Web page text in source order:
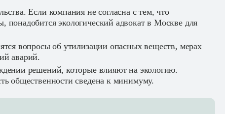
Если компания не согласна с тем, что
понадобится экологический адвокат в Москве для
вопросы об утилизации опасных веществ, мерах
аварий.
решений, которые влияют на экологию.
общественности сведена к минимуму.